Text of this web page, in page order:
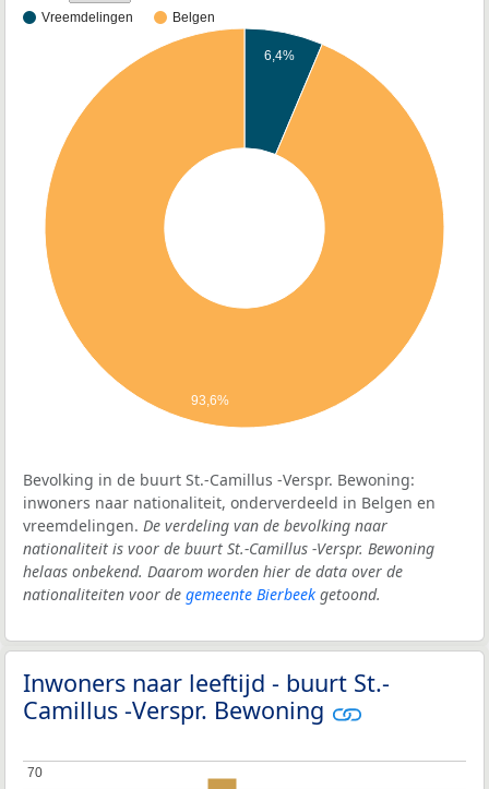
Vreemdelingen Belgen
6,4%
93,6%
Bevolking in de buurt St.-Camillus -Verspr. Bewoning:
inwoners naar nationaliteit, onderverdeeld in Belgen en
vreemdelingen. De verdeling van de bevolking naar
nationaliteit is voor de buurt St.-Camillus -Verspr. Bewoning
helaas onbekend. Daarom worden hier de data over de
nationaliteiten voor de gemeente Bierbeek getoond.
Inwoners naar leeftijd - buurt St.-
Camillus -Verspr. Bewoning
70
70